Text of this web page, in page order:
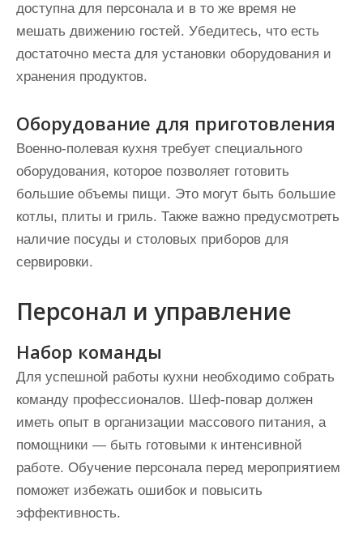
доступна для персонала и в то же время не
мешать движению гостей. Убедитесь, что есть
достаточно места для установки оборудования и
хранения продуктов.
Оборудование для приготовления
Военно-полевая кухня требует специального
оборудования, которое позволяет готовить
большие объемы пищи. Это могут быть большие
котлы, плиты и гриль. Также важно предусмотреть
наличие посуды и столовых приборов для
сервировки.
Персонал и управление
Набор команды
Для успешной работы кухни необходимо собрать
команду профессионалов. Шеф-повар должен
иметь опыт в организации массового питания, а
помощники — быть готовыми к интенсивной
работе. Обучение персонала перед мероприятием
поможет избежать ошибок и повысить
эффективность.